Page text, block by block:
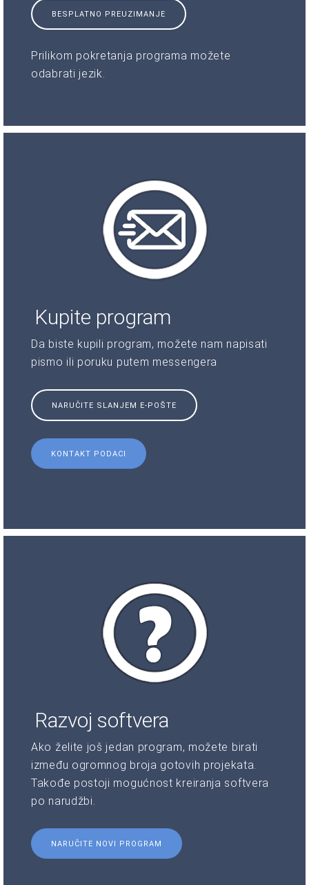
BESPLATNO PREUZIMANJE
Prilikom pokretanja programa možete
odabrati jezik.
Kupite program
Da biste kupili program, možete nam napisati
pismo ili poruku putem messengera
NARUČITE SLANJEM E-POŠTE
KONTAKT PODACI
Razvoj softvera
Ako želite još jedan program, možete birati
između ogromnog broja gotovih projekata.
Takođe postoji mogućnost kreiranja softvera
po narudžbi.
NARUČITE NOVI PROGRAM